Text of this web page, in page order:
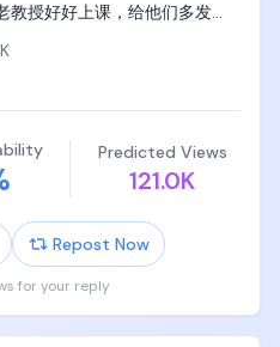
天看lisp intepreter都要重写一
写，看数据库不爽就重写一
的暴脾气，天老大，我老
化，给我理解背诵三极管的
参，给我刷电路题（上学期
，大部分编程小天才们根本坚
崩溃了。
忠告就是，放弃幻想，老实实
业也有嵌入式和cpu
选好的学校，深职院、深信
去之后才能认真学技术，踏
性地学两三年专业课，才能有
点。
分选一个垃圾三本，进去
抖音打游戏浪费四年光阴，
春的巨大浪费，也是浪费了你
教授好好上课，给他们多发
，
做research也不好好上课的
去更适合他们的岗位。
Predicted Views
121.0K
Repost Now
for your reply